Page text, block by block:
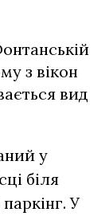
з вікон
вид
у
біля
У